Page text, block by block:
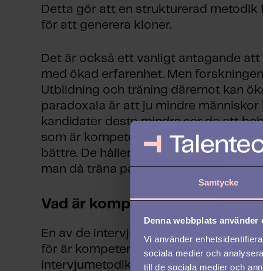
Samtycke
Denna webbplats använder
Vi använder
sociala medier och
till de sociala medier och
Detta gör att en strukturerad
för att generera kloner.
Det är också ett vanligt antagande
med ökad erfarenhet. Men
Utbildning och träning däremot kan
paradoxala är att ju mindre
kandidater desto mindre ser de ett
som är kompetenta har å andra sidan
bättre. De håller sig yrkesmässigt
man då träna på för att bli bättre?
Vad är kompetensbaserad
En av de intervjuformer som
för är kompetensbaserade intervjuer
intervjumetodik. Definitionen på